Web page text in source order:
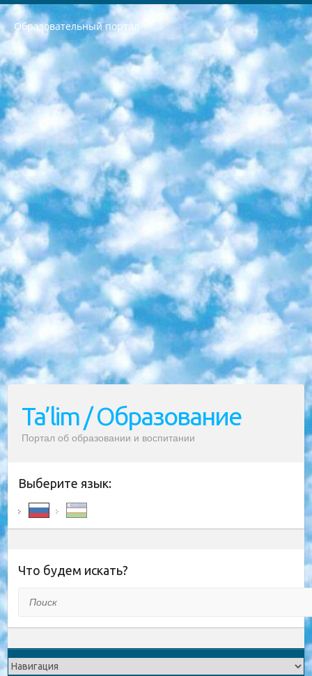
Образовательный портал
РЕСПУБЛИКА УЗБЕКИСТАН МИНИСТРЕРСТВО ДОШКОЛЬНОГО И ШКОЛЬНОГО ОБРАЗОВАНИЯ КОМАНДА в общеобразовательных учреждениях в 2023-2024 учебном году организация и проведение итоговой государственной аттестации обучающихся о Министра дошкольного и школьного образования Республики Узбекистан от 4 марта 2008 года (постановлением Минюста от 20 марта 2008 года № 1778 государственной регистрации) «Итоговое состояние учащихся общего среднего образования на основании положения об утверждении положения об аттестации общего среднего образования выпускной экзамен студентов в образовательных учреждениях в 2023-2024 учебном году В целях организации и прохождения аттестации приказываю: 1. Следующее: перечень предметов, по которым будет проводиться итоговая государственная аттестация и экзамен формы перевода согласно приложению 1; сертификаты международного образца, оценивающие уровень владения иностранными языками перечень согласно приложению 2; 2. Педагогический при специализированных образовательных учреждениях. научно-практический центр квалификации и международной оценки (Д.Давидова) 2024 г. До 25 марта: задания по предметам, по которым будет проводиться итоговая аттестация разработка и утверждение технических условий; итоговая аттестация на основании разработанного предметного задания разработка вопросов по предметам (устно и письменно), экзамен передача; общеобразовательные средние школы и специальные учебные заведения учащиеся выпускных классов школ и интернатов в агентской системе подготовка базы данных экзаменационных материалов и критериев оценки; перевод базы экзаменационных материалов на все языки обучения подать в Республиканский образовательный центр для изготовления; варианты экзаменов на основе разработанных контрольных материалов пусть будут поставлены задачи формирования. 3. Республиканский образовательный центр (Ш.Худайкулов) до 5 апреля 2024 года. до: база данных предоставленных экзаменационных материалов на все языки обучения перевод и экспертиза; для слепых, слабовидящих, глухих, слабослышащих и умственно отсталых детей учащиеся выпускных классов специализированных школ и школ-интернатов база данных экзаменационных материалов на всех преподаваемых языках подготовка критериев оценки; специализированные школы для умственно отсталых детей и технологии для учащихся выпускных классов школ-интернатов разработка соответствующих рекомендаций и критериев проведения ЕГЭ по естествознанию давать задания. 4. Педагогический при специализированных образовательных учреждениях. Научно-практический центр навыков и международной оценки (Д.Давидова), Республика образовательный центр (Худайкулов Ш.) итоговый государственный аттестационный экзамен ориентирован на творческое и логическое мышление при подготовке базы материалов учитывать введение заданий. 5. Следует отметить, что: сертификат государственного образца о знании общеобразовательного предмета и как минимум национальный уровень B1 по предметам на иностранных языках, указанным в Приложении 2. или международно признанный сертификат эквивалентного уровня студенты, изучающие определенный предмет, освобождаются от экзамена; по соответствующим предметам запланирована итоговая государственная аттестация за день до дня, путем жеребьевки Рабочей группой (в письменной форме по предметам, проводимым в форме) из числа сформированных вариантов выбрано 2 варианта; 2 выбранных варианта экзамена анонсированы на официальном сайте министерства и все выпускники по всей стране на основе этих вариантов проводит итоговую государственную аттестацию. 6. Государственное образование учащихся средних общеобразовательных учреждений. знания в соответствии с квалификационными требованиями, которые необходимо приобрести на основании стандартов итоговый (выпускной) контроль для 9 и 11 классов в целях тестирования Экзамены (далее – экзамены) состоят из предметов, перечисленных в приложении 1. будет сделано. 7. Экзамены пройдут с 26 мая по 15 июня 2024 г. (кроме науки физического воспитания). 8. Физическая для учащихся 9 классов общесредних образовательных учреждений. Экзамены по предмету «Образование, квалификация медицина» 1-6 мая 2024 года. сотрудники перевести под присмотр (с отклонениями в физическом или умственном развитии) специализированная школа для детей, школы-интернаты и со сколиозом школы-интернаты санаторного типа для больных детей исключены). 9. Он был слепым, слабовидящим и имел нарушения опорно-двигательного аппарата. экзамены в специализированных школах и интернатах для детей должны проводиться исходя из требований, предъявляемых к общеобразовательным учреждениям (физкультура кроме науки). 10. Специализированная школа для глухих и слабослышащих детей. и экзамены в интернатах и быть реализован в виде письменного теста по математике. 11. Специальность для умственно отсталых детей. Для 9 класса Родной язык и литературное письмо Государственный язык (язык обучения – узбекский). для неклассов) написано Математическое письмо Письменная/устная история Узбекистана Физическое воспитание практично Итоговый контроль Для 11 класса Написание родного языка и литературы (эссе) Математическое письмо Узбекский язык (обучение на узбекском языке) не посещающее общее среднее образование для учреждений)/Образовательное учреждение выбор письменный и устный Иностранный язык письменный/устный Письменная/устная история Узбекистана *По выбору студента:  Химия  Физика  Основы государственного права  География 10 бесплатных образовательных ресурсов - Мы составили подборку онлайн-проектов с интерактивными упражнениями, видеолекциями и статьями. Они помогут вам обрести новые и освежить старые знания бесплатно. 1. «ИНТУИТ» Старейшая образовательная площадка Рунета. Здесь вы найдёте сотни текстовых и видеокурсов на десятки различных тем — от программирования до психологии. Многие курсы подготовлены российскими университетами и крупными международными компаниями вроде Intel и Microsoft. Самостоятельное обучение бесплатное, но желающие могут оплатить услуги персональных наставников. 2. «Смартия» знакомит с актуальными профессиями и подсказывает, как им обучаться. Выбрав заинтересовавшую вас специальность — SMM-специалист, фотограф, веб-дизайнер или другую, — увидите список необходимых для неё умений. Чтобы вы могли освоить их самостоятельно, для каждого умения площадка отображает подборку ссылок на учебные материалы. Хотя «Смартия» ориентируется на русскоязычную аудиторию, часть контента всё же доступна только на английском. 3. «Лекторий Физтеха» Проект Московского физико-технического института (Физтеха). С его помощью вы можете смотреть онлайн серии лекций, записанные на видео в этом вузе. В числе доступных предметов — физика, биология, химия, информационные технологии и другие. К некоторым лекциям администрация ресурса прилагает готовые конспекты, которые можно скачивать в PDF-формате. 4. ITMOcourses Онлайн-площадка Санкт-Петербургского национального исследовательского университета информационных технологий, механики и оптики (ИТМО). Ресурс предоставляет свободный доступ к курсам, разработанным в этом вузе. Каталог материалов разбит на четыре категории: «Оптические системы и технологии», «Приборостроение и робототехника», «Информационные технологии» и «Биотехнологии». Курсы состоят из видеолекций, интерактивных демонстраций и заданий. 5. «КиберЛенинка» Электронная научная библиотека открытого доступа. Каталог площадки регулярно обрастает текстами статей из различных научных изданий. Сгруппированные по журналам и рубрикам публикации можно читать онлайн или скачивать целиком в PDF-формате. Проект нацелен на популяризацию науки за счёт открытого доступа к качественной информации. 6. «ПостНаука» На этом ресурсе публикуют подборки видеолекций, составленные экспертами из разных отраслей и объединённые общими темами. Среди них, к примеру, есть серии «Биоинформатика и геномика», «Культура средневековой Скандинавии» и Cinema Studies о теории кино. Каждая подборка лекций — логически связанная история, рассказанная экспертом от первого лица. Кроме того, на сайте появляются научно-образовательные статьи и тесты на разные темы. 7. «Newочём» Команда проекта «Newочём» отбирает самые интересные тексты из англоязычных СМИ и переводит те из них, за которые голосуют участники сообщества «ВКонтакте». По большей части это научно-популярные статьи. Редакторы придумывают лишь заголовки, в остальном содержание переводов соответствует оригиналам. Полные тексты можно читать прямо в социальной сети. 8. InternetUrok Онлайн-база материалов по основным дисциплинам школьной программы. Информация на сайте структурирована по классам, предметам и темам (урокам). Каждый урок состоит из видеолекций и конспектов. Есть также интерактивные тренажёры и тесты для закрепления пройденного материала. Даже если вы давно окончили школу, возможность повторить программу старших классов всегда может пригодиться. 9. Edutainme Ещё один ресурс об образовании. В отличие от Newtonew, как мне кажется, Edutainme больше ориентируется на представителей индустрии: педагогов, предпринимателей, разработчиков образовательных проектов. Но и любой, кто просто стремится к саморазвитию, найдёт на сайте много полезного и интересного для себя. Например, информацию о новых курсах и образовательных сервисах. 10. Newtonew Онлайн-медиа об образовании и обучении в широком смысле. Авторы Newtonew пишут об инструментах, заведениях, тактиках и стратегиях, которые помогают учить других и получать новые знания самостоятельно. На этой площадке вы найдёте новости, обзоры, аналитические мат
Ta’lim / Образование
Портал об образовании и воспитании
Выберите язык:
Что будем искать?